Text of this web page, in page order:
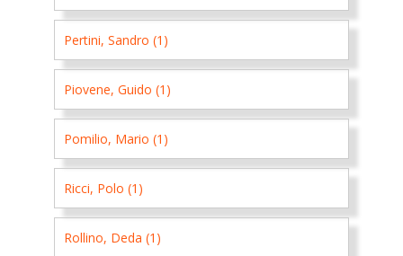
Pertini, Sandro (1)
Piovene, Guido (1)
Pomilio, Mario (1)
Ricci, Polo (1)
Rollino, Deda (1)